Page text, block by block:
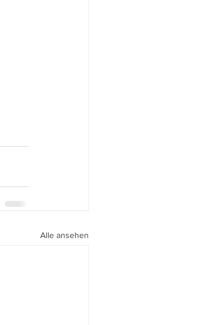
Alle ansehen